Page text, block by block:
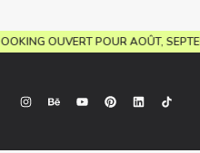
BOOKING OUVERT POUR AOÛT,